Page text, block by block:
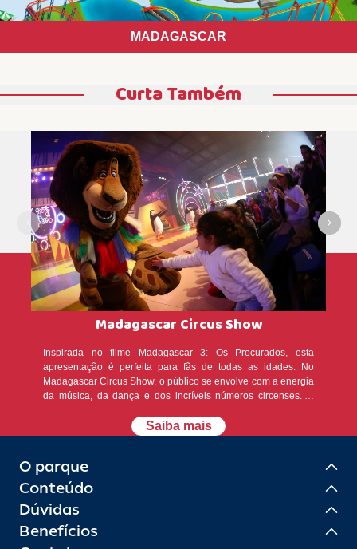
MADAGASCAR
Curta Também
Madagascar Circus Show
Inspirada no filme Madagascar 3: Os Procurados, esta
apresentação é perfeita para fãs de todas as idades. No
Madagascar Circus Show, o público se envolve com a energia
da música, da dança e dos incríveis números circenses. O
— totalizando 975 polegadas — e um elenco formado por
mais de 30 artistas. Uma experiência encantadora e repleta
no passaporte de entrada do parque. Atendimento prioritário:
pessoas com deficiência ou necessidades especiais, idosos e
gestantes têm direito a atendimento prioritário. Para mais
informações, consulte um monitor. O acesso à apresentação
está sujeito à disponibilidade de assentos e à capacidade do
local. Recomendamos chegar com, no mínimo, 60 minutos de
Saiba mais
O parque
Conteúdo
Dúvidas
Benefícios